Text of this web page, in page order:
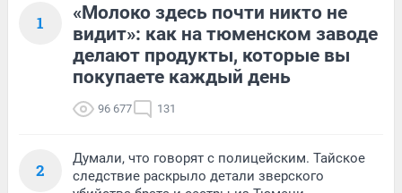
1
«Молоко здесь почти никто не
видит»: как на тюменском заводе
делают продукты, которые вы
покупаете каждый день
96 677 131
2
Думали, что говорят с полицейским. Тайское
следствие раскрыло детали зверского